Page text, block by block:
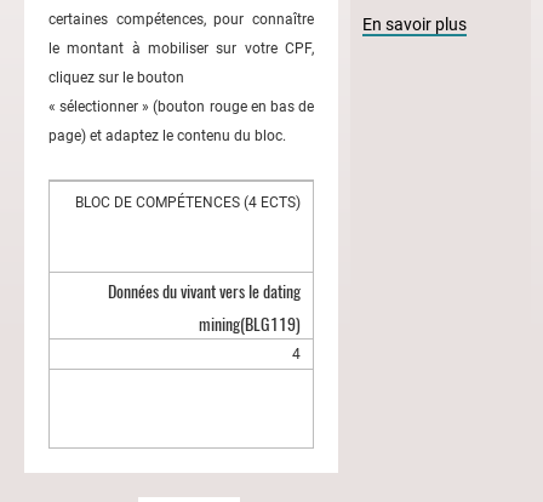
certaines compétences, pour connaître
le montant à mobiliser sur votre CPF,
cliquez sur le bouton
« sélectionner » (bouton rouge en bas de
page) et adaptez le contenu du bloc.
BLOC DE COMPÉTENCES (4 ECTS)
Données du vivant vers le dating
mining(BLG119)
4
En savoir plus